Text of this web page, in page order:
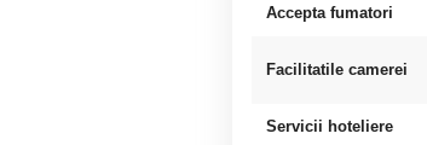
Accepta fumatori
Facilitatile camerei
Servicii hoteliere